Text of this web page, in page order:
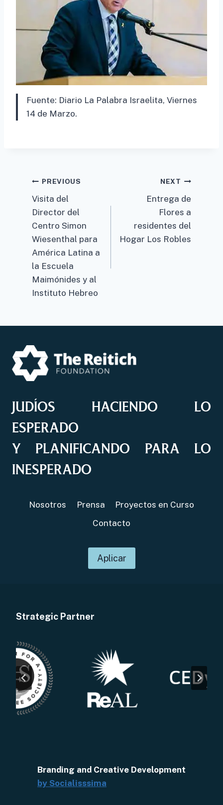
Fuente: Diario La Palabra Israelita, Viernes
14 de Marzo.
Post
navigation
PREVIOUS
Visita del
Director del
Centro Simon
Wiesenthal para
América Latina a
la Escuela
Maimónides y al
Instituto Hebreo
NEXT
Entrega de
Flores a
residentes del
Hogar Los Robles
JUDÍOS HACIENDO LO
ESPERADO
Y PLANIFICANDO PARA LO
INESPERADO
Nosotros Prensa
Proyectos en Curso
Contacto
Aplicar
Strategic Partner
Branding and Creative Development
by Socialisssima